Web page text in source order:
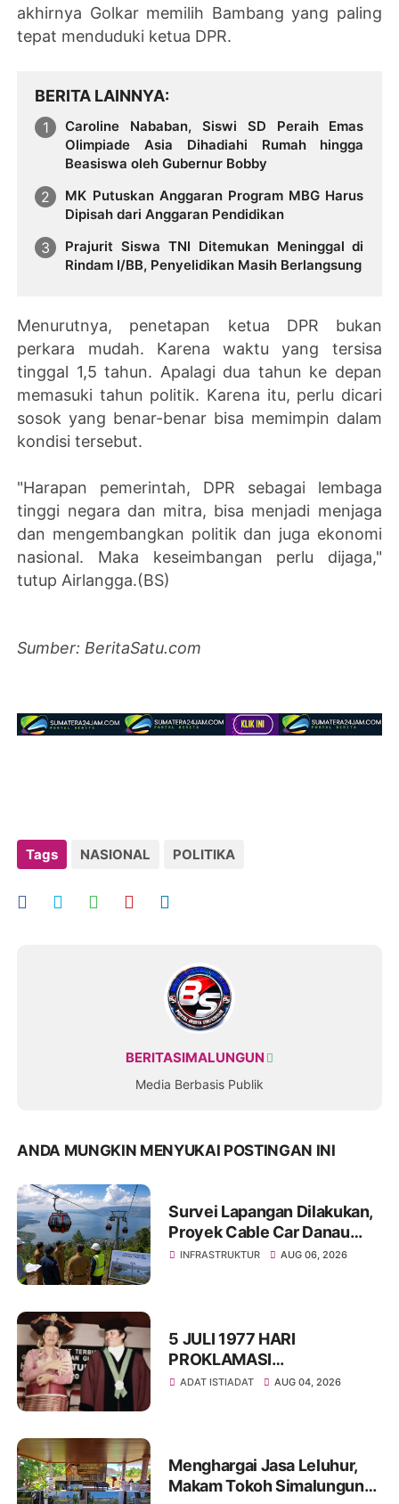
akhirnya Golkar memilih Bambang yang paling
tepat menduduki ketua DPR.
BERITA LAINNYA
Caroline Nababan, Siswi SD Peraih Emas
Olimpiade Asia Dihadiahi Rumah hingga
Beasiswa oleh Gubernur Bobby
MK Putuskan Anggaran Program MBG Harus
Dipisah dari Anggaran Pendidikan
Prajurit Siswa TNI Ditemukan Meninggal di
Rindam I/BB, Penyelidikan Masih Berlangsung
Menurutnya, penetapan ketua DPR bukan
perkara mudah. Karena waktu yang tersisa
tinggal 1,5 tahun. Apalagi dua tahun ke depan
memasuki tahun politik. Karena itu, perlu dicari
sosok yang benar-benar bisa memimpin dalam
kondisi tersebut.
"Harapan pemerintah, DPR sebagai lembaga
tinggi negara dan mitra, bisa menjadi menjaga
dan mengembangkan politik dan juga ekonomi
nasional. Maka keseimbangan perlu dijaga,"
tutup Airlangga.(BS)
Sumber: BeritaSatu.com
Tags NASIONAL POLITIKA
BERITASIMALUNGUN
Media Berbasis Publik
ANDA MUNGKIN MENYUKAI POSTINGAN INI
Survei Lapangan Dilakukan,
Proyek Cable Car Danau
Toba Masih Terkendala
INFRASTRUKTUR AUG 06, 2026
5 JULI 1977 HARI
PROKLAMASI
KEMERDEKAAN BAHASA
ADAT ISTIADAT AUG 04, 2026
Menghargai Jasa Leluhur,
Makam Tokoh Simalungun